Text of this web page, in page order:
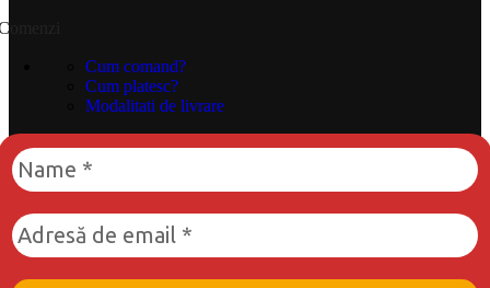
Cum comand?
Cum platesc?
Modalitati de livrare